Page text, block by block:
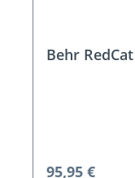
Behr
Regulärer
95,95 €